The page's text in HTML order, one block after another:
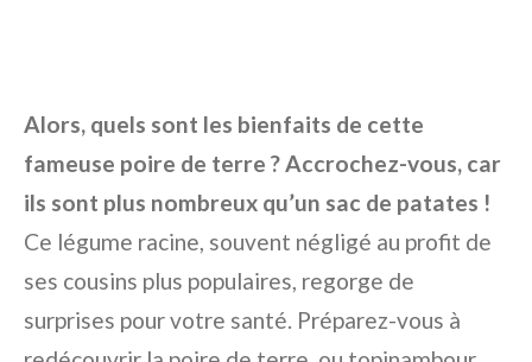
Alors, quels sont les bienfaits de cette
fameuse poire de terre ? Accrochez-vous, car
ils sont plus nombreux qu’un sac de patates !
Ce légume racine, souvent négligé au profit de
ses cousins plus populaires, regorge de
surprises pour votre santé. Préparez-vous à